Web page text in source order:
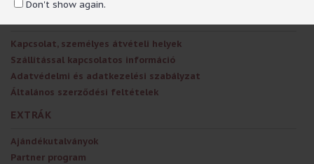
Don't show again.
Kapcsolat, személyes átvételi helyek
Szállítással kapcsolatos információ
Adatvédelmi és adatkezelési szabályzat
Általános szerződési feltételek
EXTRÁK
Ajándékutalványok
Partner program